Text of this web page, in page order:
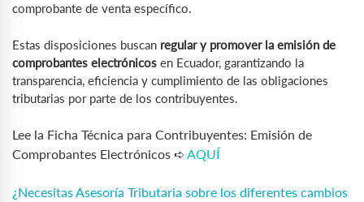
comprobante de venta específico.
Estas disposiciones buscan regular y promover la emisión de
comprobantes electrónicos en Ecuador, garantizando la
transparencia, eficiencia y cumplimiento de las obligaciones
tributarias por parte de los contribuyentes.
Lee la Ficha Técnica para Contribuyentes: Emisión de
Comprobantes Electrónicos ➪ AQUÍ
¿Necesitas Asesoría Tributaria sobre los diferentes cambios